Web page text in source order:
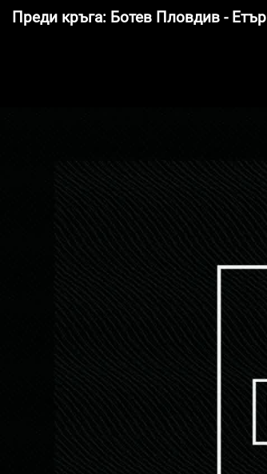
Преди кръга: Ботев Пловдив - Етър